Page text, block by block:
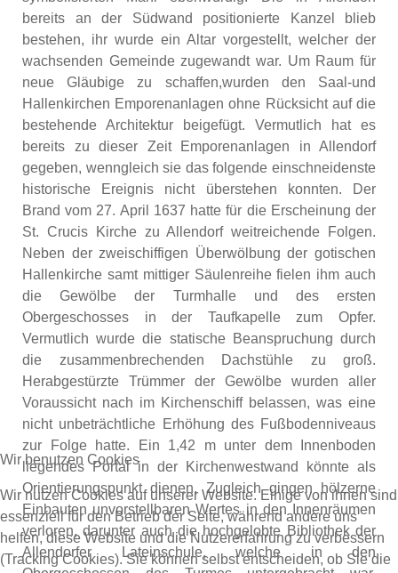
bereits an der Südwand positionierte Kanzel blieb
bestehen, ihr wurde ein Altar vorgestellt, welcher der
wachsenden Gemeinde zugewandt war. Um Raum für
neue Gläubige zu schaffen,wurden den Saal-und
Hallenkirchen Emporenanlagen ohne Rücksicht auf die
bestehende Architektur beigefügt. Vermutlich hat es
bereits zu dieser Zeit Emporenanlagen in Allendorf
gegeben, wenngleich sie das folgende einschneidenste
historische Ereignis nicht überstehen konnten. Der
Brand vom 27. April 1637 hatte für die Erscheinung der
St. Crucis Kirche zu Allendorf weitreichende Folgen.
Neben der zweischiffigen Überwölbung der gotischen
Hallenkirche samt mittiger Säulenreihe fielen ihm auch
die Gewölbe der Turmhalle und des ersten
Obergeschosses in der Taufkapelle zum Opfer.
Vermutlich wurde die statische Beanspruchung durch
die zusammenbrechenden Dachstühle zu groß.
Herabgestürzte Trümmer der Gewölbe wurden aller
Voraussicht nach im Kirchenschiff belassen, was eine
nicht unbeträchtliche Erhöhung des Fußbodenniveaus
zur Folge hatte. Ein 1,42 m unter dem Innenboden
liegendes Portal in der Kirchenwestwand könnte als
Orientierungspunkt dienen. Zugleich gingen hölzerne
Einbauten unvorstellbaren Wertes in den Innenräumen
verloren, darunter auch die hochgelobte Bibliothek der
Allendorfer Lateinschule, welche in den
Wir benutzen Cookies
Wir nutzen Cookies auf unserer Website. Einige von ihnen sind
essenziell für den Betrieb der Seite, während andere uns
helfen, diese Website und die Nutzererfahrung zu verbessern
(Tracking Cookies). Sie können selbst entscheiden, ob Sie die